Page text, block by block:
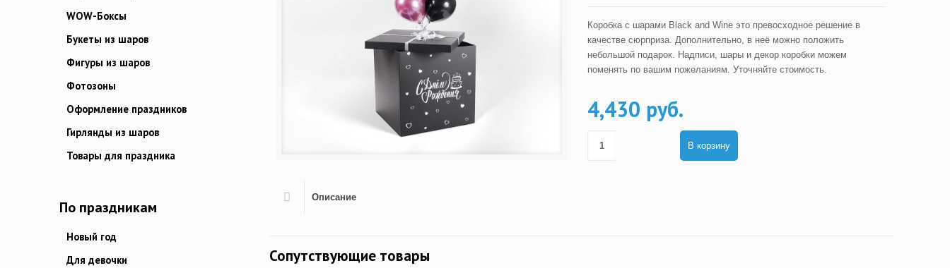
Коробка с шарами Black and Wine это превосходное решение в
качестве сюрприза. Дополнительно, в неё можно положить
небольшой подарок. Надписи, шары и декор коробки можем
поменять по вашим пожеланиям. Уточняйте стоимость.
4,430 руб.
В корзину
Описание
Сопутствующие товары
WOW-Боксы
Букеты из шаров
Фигуры из шаров
Фотозоны
Оформление праздников
Гирлянды из шаров
Товары для праздника
По праздникам
Новый год
Для девочки